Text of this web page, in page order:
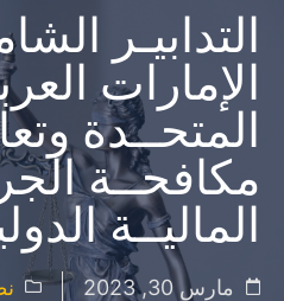
التدابيـر
الإمارات
المتحــدة
مكافحــة
الماليــة
مارس 30, 2023